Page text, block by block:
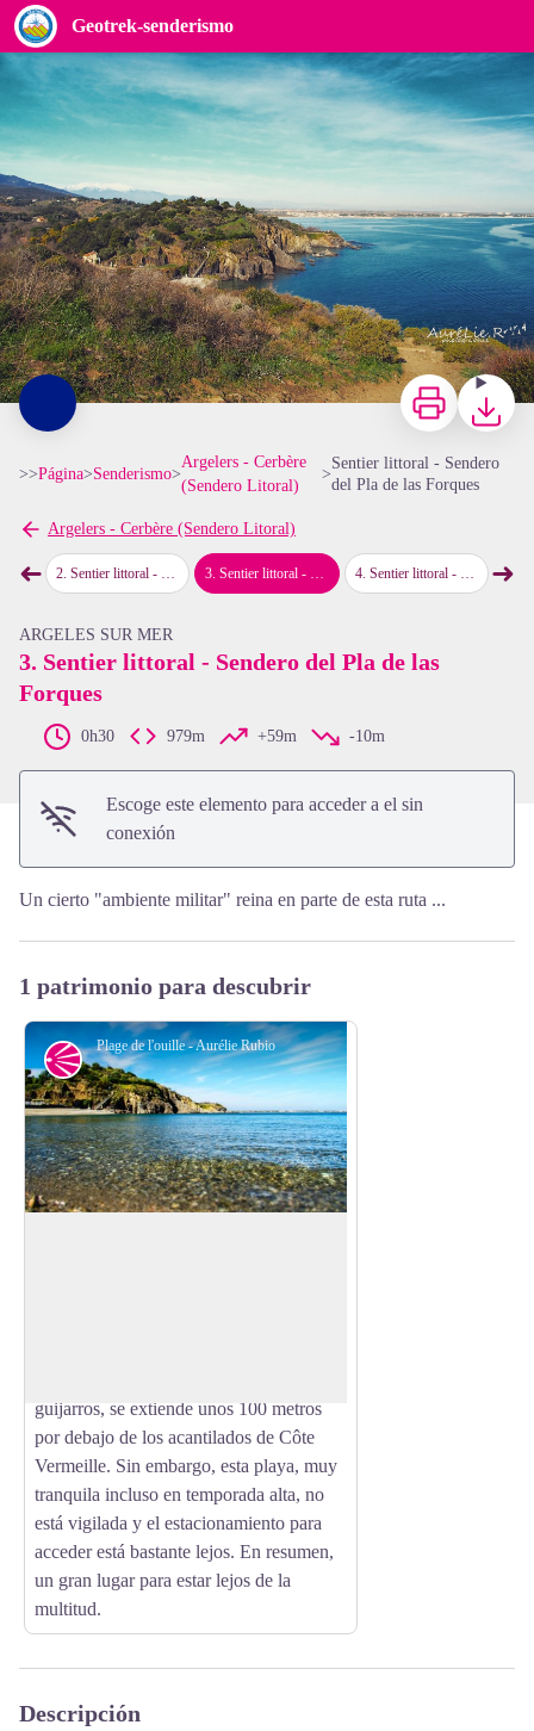
Geotrek-senderismo
Sentier littoral - Sendero del Pla de las Forques
Aurélie Rubio
ImprimirBajar
>>Página>Senderismo>
Argelers - Cerbère
(Sendero Litoral)
>
Sentier littoral - Sendero
del Pla de las Forques
Argelers - Cerbère (Sendero Litoral)
➜map.drawer.prev
2. Sentier littoral - Del Racou a la Playa de l'Ouille 3.Sentier littoral - Sendero del Pla de las Forques 4. Sentier littoral - Travesía de Collioure 5.
➜
ARGELES SUR MER
3. Sentier littoral - Sendero del Pla de las
Forques
0h30 979m +59m -10m
Escoge este elemento para acceder a el sin
conexión
Un cierto "ambiente militar" reina en parte de esta ruta ...
1 patrimonio para descubrir
Plage de l'ouille - Aurélie Rubio
guijarros, se extiende unos 100 metros
por debajo de los acantilados de Côte
Vermeille. Sin embargo, esta playa, muy
tranquila incluso en temporada alta, no
está vigilada y el estacionamiento para
acceder está bastante lejos. En resumen,
un gran lugar para estar lejos de la
multitud.
Descripción